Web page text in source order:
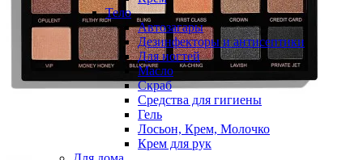
Тело
Автозагары
Дезинфекторы и антисептики
Для ногтей
Масло
Скраб
Средства для гигиены
Гель
Лосьон, Крем, Молочко
Крем для рук